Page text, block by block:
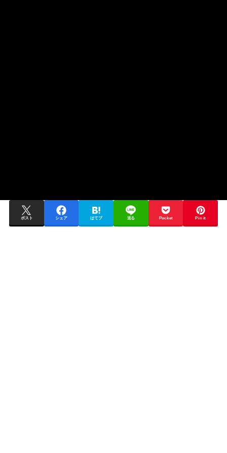
ポスト シェア はてブ 送る Pocket Pin it